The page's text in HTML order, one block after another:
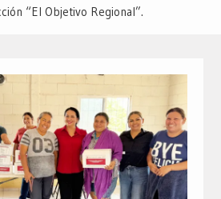
“El Objetivo Regional”.